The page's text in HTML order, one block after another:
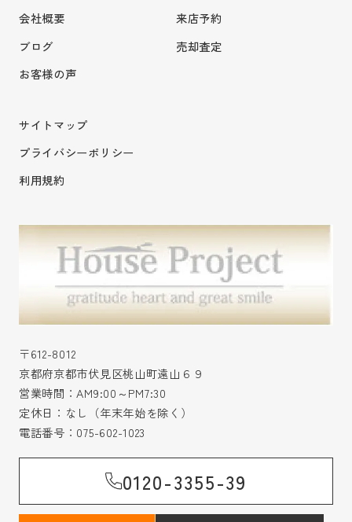
会社概要
ブログ
お客様の声
来店予約
売却査定
サイトマップ
プライバシーポリシー
利用規約
〒612-8012
京都府京都市伏見区桃山町遠山６９
営業時間：AM9:00～PM7:30
定休日：なし（年末年始を除く）
電話番号： 075-602-1023
0120-3355-39